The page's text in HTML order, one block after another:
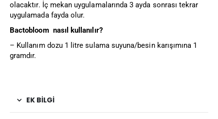
olacaktır. İç mekan uygulamalarında 3 ayda sonrası tekrar
uygulamada fayda olur.
Bactobloom nasıl kullanılır?
– Kullanım dozu 1 litre sulama suyuna/besin karışımına 1
gramdır.
EK BILGI